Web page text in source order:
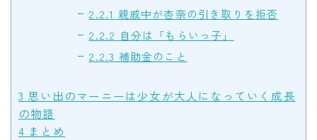
2.2.1 親戚中が杏奈の引き取りを拒否
2.2.2 自分は「もらいっ子」
2.2.3 補助金のこと
3 思い出のマーニーは少女が大人になっていく成長
の物語
4 まとめ